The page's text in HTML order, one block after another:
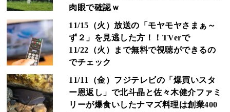
肉眼で確認ｗ
11/15（火）放送の「モヤモヤさまぁ～
ず２」を見逃した方！！TVerで
11/22（火）まで無料で視聴ができるの
でチェック
11/11（金）フジテレビの「爆買いスタ
ー恩返し」で北斗晶と佐々木健介ファミ
リーが爆食いしたナマズ料理は創業400